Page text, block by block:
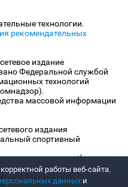
технологии.
рекомендательных
издание
Федеральной службой
технологий
массовой информации
издания
спортивный
«www.sportbox.ru»:
издания
работы веб-сайта.
данных и